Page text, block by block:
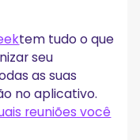
tem tudo o que
seu
as suas
no aplicativo.
reuniões você